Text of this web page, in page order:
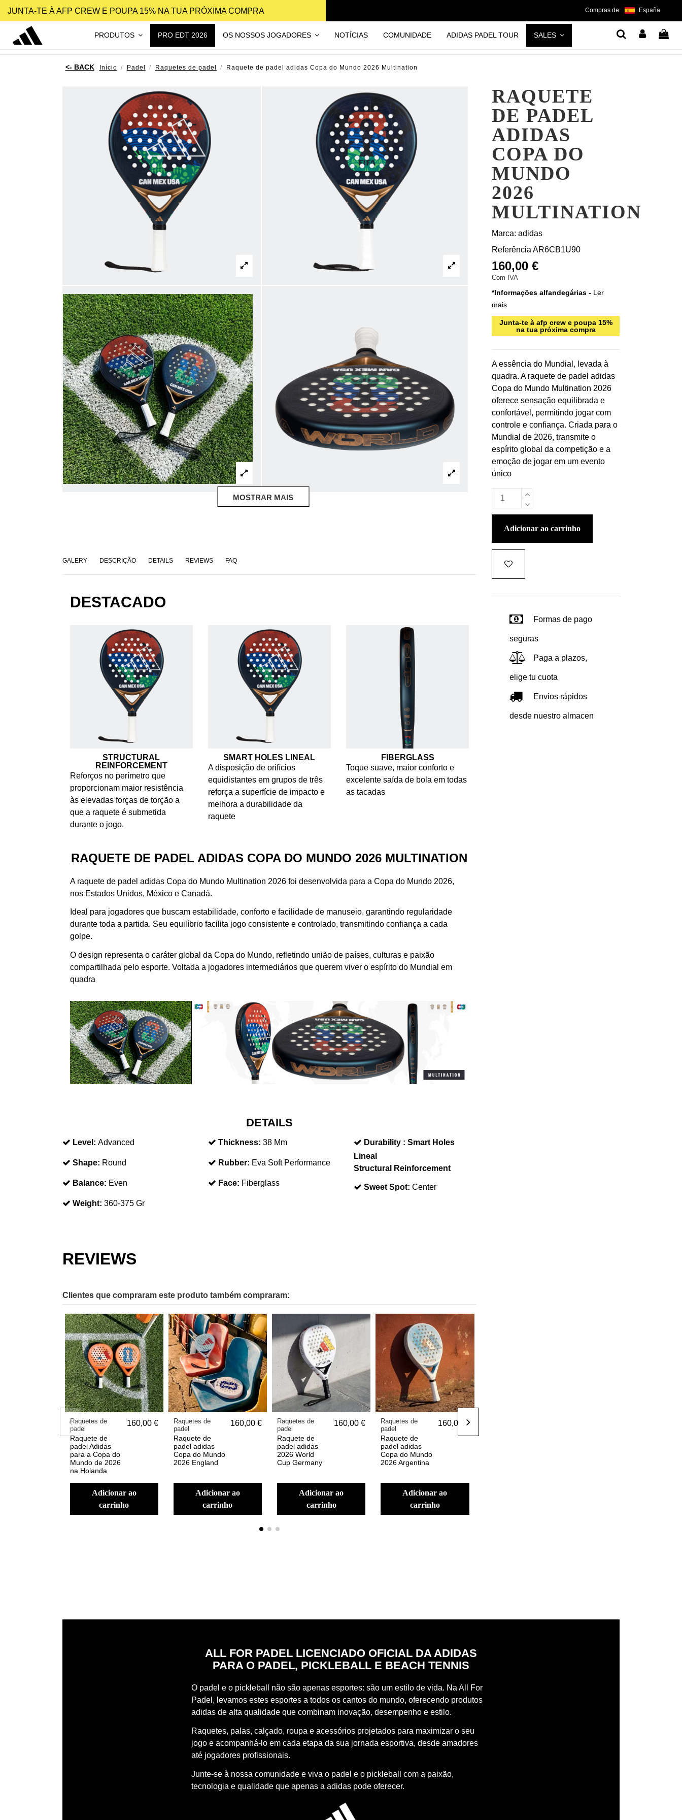
JUNTA-TE À AFP CREW E POUPA 15% NA TUA PRÓXIMA COMPRA Compras de: España
PRODUTOS PRO EDT 2026 OS NOSSOS JOGADORES NOTÍCIAS COMUNIDADE ADIDAS PADEL TOUR SALES
Início Padel Raquetes de padel Raquete de padel adidas Copa do Mundo 2026 Multination
MOSTRAR MAIS
GALERY DESCRIÇÃO DETAILS REVIEWS FAQ
DESTACADO
STRUCTURAL
REINFORCEMENT
Reforços no perímetro que
proporcionam maior resistência
às elevadas forças de torção a
que a raquete é submetida
durante o jogo.
SMART HOLES LINEAL
A disposição de orifícios
equidistantes em grupos de três
reforça a superfície de impacto e
melhora a durabilidade da
raquete
FIBERGLASS
Toque suave, maior conforto e
excelente saída de bola em todas
as tacadas
RAQUETE DE PADEL ADIDAS COPA DO MUNDO 2026 MULTINATION
A raquete de padel adidas Copa do Mundo Multination 2026 foi desenvolvida para a Copa do Mundo 2026,
nos Estados Unidos, México e Canadá.
Ideal para jogadores que buscam estabilidade, conforto e facilidade de manuseio, garantindo regularidade
durante toda a partida. Seu equilíbrio facilita jogo consistente e controlado, transmitindo confiança a cada
golpe.
O design representa o caráter global da Copa do Mundo, refletindo união de países, culturas e paixão
compartilhada pelo esporte. Voltada a jogadores intermediários que querem viver o espírito do Mundial em
quadra
DETAILS
Level: Advanced
Shape: Round
Balance: Even
Weight: 360-375 Gr
Thickness: 38 Mm
Rubber: Eva Soft Performance
Face: Fiberglass
Durability : Smart Holes
Lineal
Structural Reinforcement
Sweet Spot: Center
REVIEWS
Clientes que compraram este produto também compraram:
Raquetes de
padel
Raquete de
padel Adidas
para a Copa do
Mundo de 2026
na Holanda
160,00 €
adicionar ao
carrinho
Raquetes de
padel
Raquete de
padel adidas
Copa do Mundo
2026 England
160,00 €
adicionar ao
carrinho
Raquetes de
padel
Raquete de
padel adidas
2026 World
Cup Germany
160,00 €
adicionar ao
carrinho
Raquetes de
padel
Raquete de
padel adidas
Copa do Mundo
2026 Argentina
160,00 €
adicionar ao
carrinho
RAQUETE
DE PADEL
ADIDAS
COPA DO
MUNDO
2026
MULTINATION
Marca: adidas
Referência AR6CB1U90
160,00 €
Com IVA
*Informações alfandegárias - Ler
mais
Junta-te à afp crew e poupa 15%
na tua próxima compra
A essência do Mundial, levada à
quadra. A raquete de padel adidas
Copa do Mundo Multination 2026
oferece sensação equilibrada e
confortável, permitindo jogar com
controle e confiança. Criada para o
Mundial de 2026, transmite o
espírito global da competição e a
emoção de jogar em um evento
único
adicionar ao carrinho
Formas de pago
seguras
Paga a plazos,
elige tu cuota
Envios rápidos
desde nuestro almacen
ALL FOR PADEL LICENCIADO OFICIAL DA ADIDAS
PARA O PADEL, PICKLEBALL E BEACH TENNIS
O padel e o pickleball não são apenas esportes: são um estilo de vida. Na All For
Padel, levamos estes esportes a todos os cantos do mundo, oferecendo produtos
adidas de alta qualidade que combinam inovação, desempenho e estilo.
Raquetes, palas, calçado, roupa e acessórios projetados para maximizar o seu
jogo e acompanhá-lo em cada etapa da sua jornada esportiva, desde amadores
até jogadores profissionais.
Junte-se à nossa comunidade e viva o padel e o pickleball com a paixão,
tecnologia e qualidade que apenas a adidas pode oferecer.